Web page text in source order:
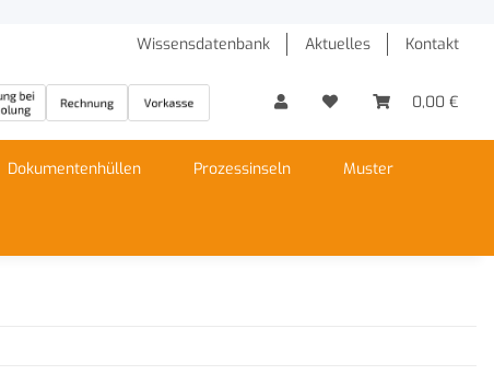
Wissensdatenbank Aktuelles Kontakt
0,00 €
Dokumentenhüllen Prozessinseln Muster